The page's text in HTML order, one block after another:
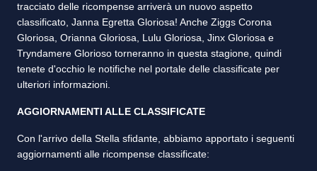
tracciato delle ricompense arriverà un nuovo aspetto
classificato, Janna Egretta Gloriosa! Anche Ziggs Corona
Gloriosa, Orianna Gloriosa, Lulu Gloriosa, Jinx Gloriosa e
Tryndamere Glorioso torneranno in questa stagione, quindi
tenete d'occhio le notifiche nel portale delle classificate per
ulteriori informazioni.
AGGIORNAMENTI ALLE CLASSIFICATE
Con l'arrivo della Stella sfidante, abbiamo apportato i seguenti
aggiornamenti alle ricompense classificate: